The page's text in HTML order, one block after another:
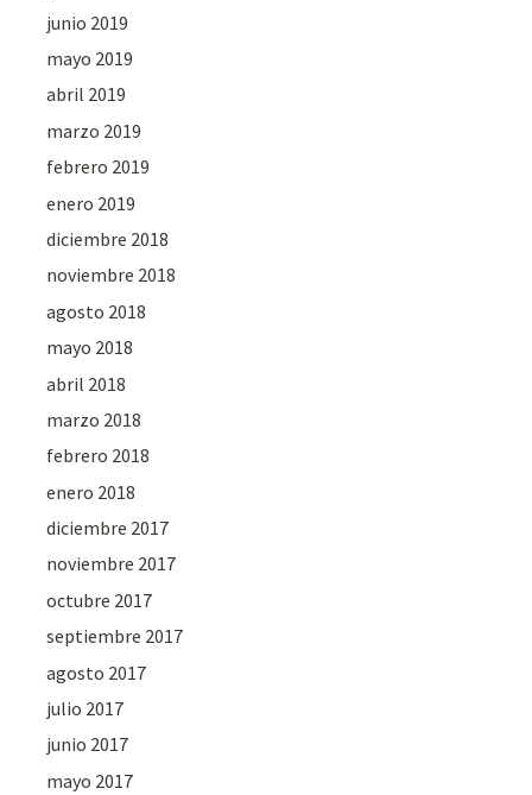
junio 2019
mayo 2019
abril 2019
marzo 2019
febrero 2019
enero 2019
diciembre 2018
noviembre 2018
agosto 2018
mayo 2018
abril 2018
marzo 2018
febrero 2018
enero 2018
diciembre 2017
noviembre 2017
octubre 2017
septiembre 2017
agosto 2017
julio 2017
junio 2017
mayo 2017